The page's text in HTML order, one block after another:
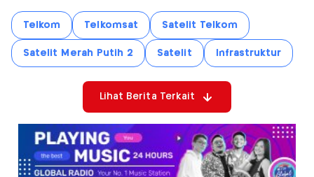
Telkom Telkomsat Satelit Telkom
Satelit Merah Putih 2 Satelit Infrastruktur
Lihat Berita Terkait